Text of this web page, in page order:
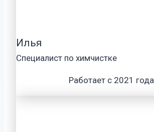
Илья
Специалист по химчистке
Работает с 2021 года